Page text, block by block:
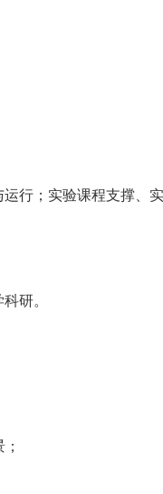
行；实验课程支撑、
研。